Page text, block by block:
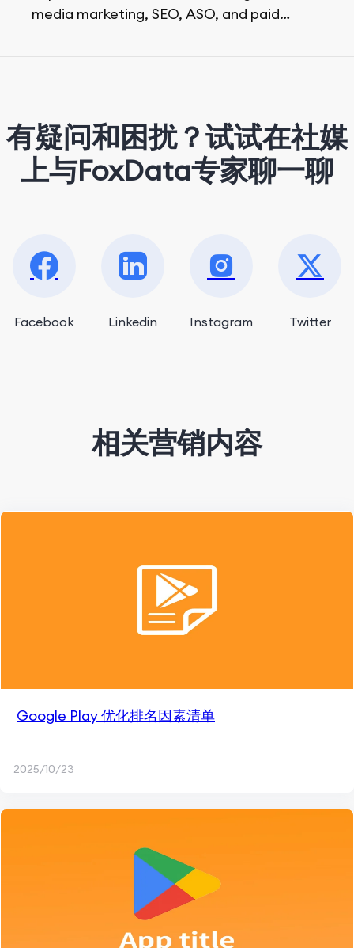
media marketing, SEO, ASO, and paid
有疑问和困扰？试试在社媒
上与FoxData专家聊一聊
Facebook Linkedin Instagram Twitter
相关营销内容
Google Play 优化排名因素清单
2025/10/23